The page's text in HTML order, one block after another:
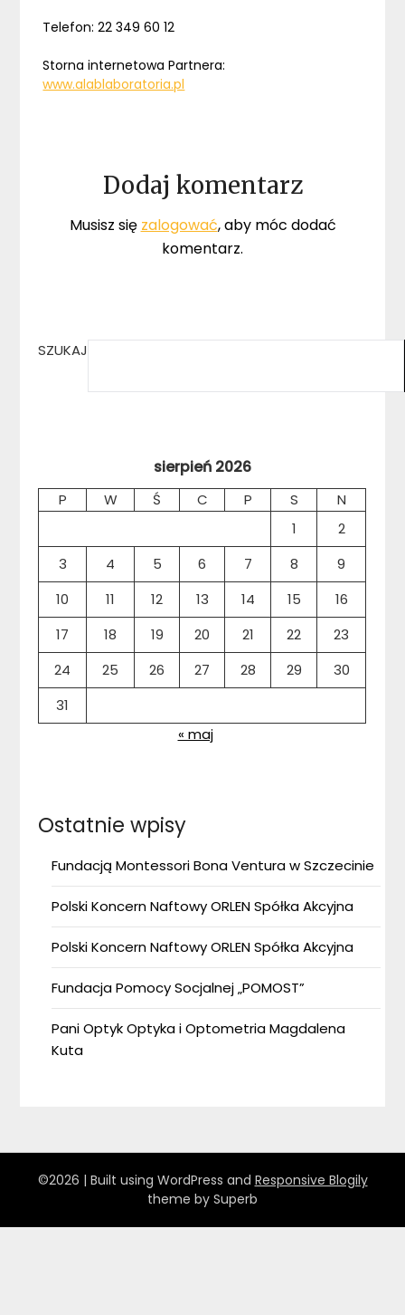
Telefon: 22 349 60 12
Storna internetowa Partnera:
www.alablaboratoria.pl
Dodaj komentarz
Musisz się zalogować, aby móc dodać
komentarz.
SZUKAJ
sierpień 2026
P W Ś C P S
N
1
2
3
4 5 6 7 8
9
10
11 12 13 14 15
16
17
18 19 20 21 22
23
24
25 26 27 28 29
30
31
« maj
Ostatnie wpisy
Fundacją Montessori Bona Ventura w Szczecinie
Polski Koncern Naftowy ORLEN Spółka Akcyjna
Polski Koncern Naftowy ORLEN Spółka Akcyjna
Fundacja Pomocy Socjalnej „POMOST”
Pani Optyk Optyka i Optometria Magdalena
Kuta
©2026 | Built using WordPress and Responsive Blogily
theme by Superb